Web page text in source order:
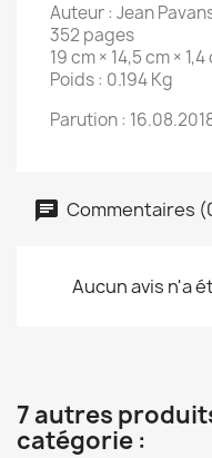
Auteur : Jean
352 pages
19 cm × 14,5 cm × 1,4
Poids : 0.194 Kg
Parution :
Commentaires
Aucun avis n'a
7 autres
catégorie :